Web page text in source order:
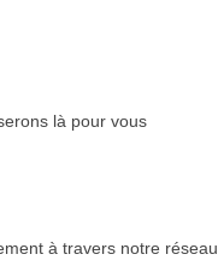
là pour vous
à travers notre réseau